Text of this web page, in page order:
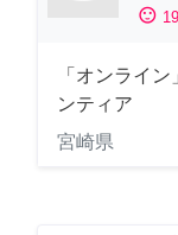
sentiment_satisfied 19
「オンライ
ンティア
宮崎県